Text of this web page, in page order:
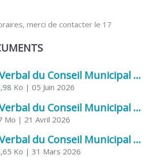
merci de contacter le 17
Procès-Verbal du Conseil Municipal du 5 juin 2026
Ko | 05 Juin 2026
Procès-Verbal du Conseil Municipal du 21 avril 2026
Mo | 21 Avril 2026
Procès-Verbal du Conseil Municipal du 31 mars 2026
Ko | 31 Mars 2026